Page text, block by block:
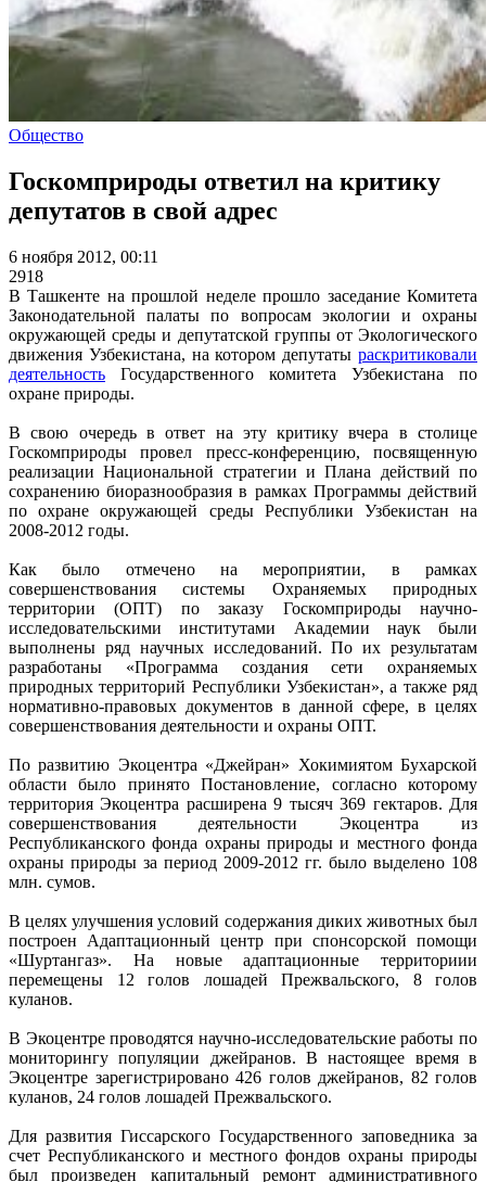
Общество
Госкомприроды ответил на критику
депутатов в свой адрес
6 ноября 2012, 00:11
2918
В Ташкенте на прошлой неделе прошло заседание Комитета
Законодательной палаты по вопросам экологии и охраны
окружающей среды и депутатской группы от Экологического
движения Узбекистана, на котором депутаты раскритиковали
деятельность Государственного комитета Узбекистана по
охране природы.
В свою очередь в ответ на эту критику вчера в столице
Госкомприроды провел пресс-конференцию, посвященную
реализации Национальной стратегии и Плана действий по
сохранению биоразнообразия в рамках Программы действий
по охране окружающей среды Республики Узбекистан на
2008-2012 годы.
Как было отмечено на мероприятии, в рамках
совершенствования системы Охраняемых природных
территории (ОПТ) по заказу Госкомприроды научно-
исследовательскими институтами Академии наук были
выполнены ряд научных исследований. По их результатам
разработаны «Программа создания сети охраняемых
природных территорий Республики Узбекистан», а также ряд
нормативно-правовых документов в данной сфере, в целях
совершенствования деятельности и охраны ОПТ.
По развитию Экоцентра «Джейран» Хокимиятом Бухарской
области было принято Постановление, согласно которому
территория Экоцентра расширена 9 тысяч 369 гектаров. Для
совершенствования деятельности Экоцентра из
Республиканского фонда охраны природы и местного фонда
охраны природы за период 2009-2012 гг. было выделено 108
млн. сумов.
В целях улучшения условий содержания диких животных был
построен Адаптационный центр при спонсорской помощи
«Шуртангаз». На новые адаптационные территориии
перемещены 12 голов лошадей Прежвальского, 8 голов
куланов.
В Экоцентре проводятся научно-исследовательские работы по
мониторингу популяции джейранов. В настоящее время в
Экоцентре зарегистрировано 426 голов джейранов, 82 голов
куланов, 24 голов лошадей Прежвальского.
Для развития Гиссарского Государственного заповедника за
счет Республиканского и местного фондов охраны природы
был произведен капитальный ремонт административного